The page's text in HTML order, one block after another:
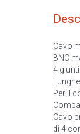
Cavo
BNC
4
Per il
Cavo
di 4